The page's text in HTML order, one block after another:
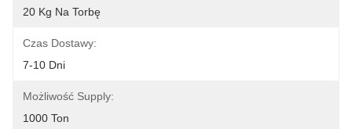
20 Kg Na Torbę
Czas Dostawy:
7-10 Dni
Możliwość Supply:
1000 Ton